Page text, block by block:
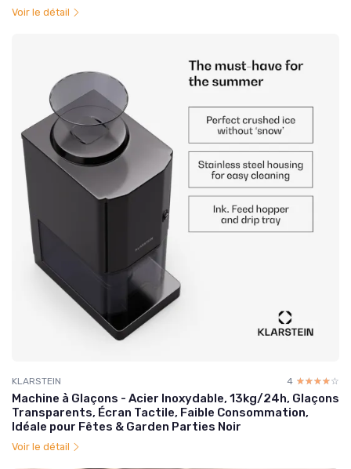
Voir le détail
KLARSTEIN 4 ☆☆☆☆☆
★★★★★
Machine à Glaçons - Acier Inoxydable, 13kg/24h, Glaçons
Transparents, Écran Tactile, Faible Consommation,
Idéale pour Fêtes & Garden Parties Noir
Voir le détail